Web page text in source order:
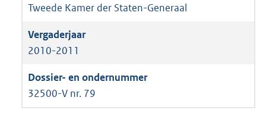
Tweede Kamer der Staten-Generaal
2010-2011
32500-V nr. 79